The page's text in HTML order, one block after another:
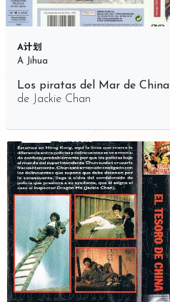
A计划
A Jihua
Los piratas del Mar de China
de
Jackie Chan